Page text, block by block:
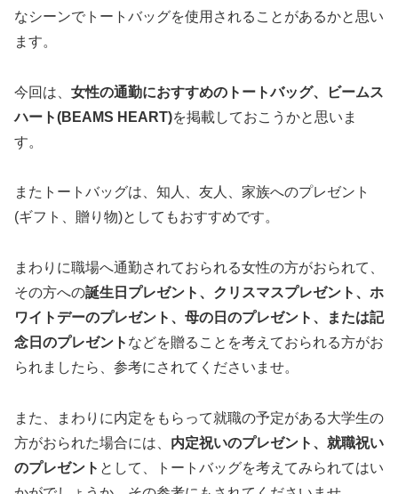
なシーンでトートバッグを使用されることがあるかと思い
ます。
今回は、 女性の通勤におすすめのトートバッグ、ビームス
ハート(BEAMS HEART)を掲載しておこうかと思いま
す。
またトートバッグは、知人、友人、家族へのプレゼント
(ギフト、贈り物)としてもおすすめです。
まわりに職場へ通勤されておられる女性の方がおられて、
その方への誕生日プレゼント、クリスマスプレゼント、ホ
ワイトデーのプレゼント、母の日のプレゼント、または記
念日のプレゼント などを贈ることを考えておられる方がお
られましたら、参考にされてくださいませ。
また、まわりに内定をもらって就職の予定がある大学生の
方がおられた場合には、 内定祝いのプレゼント、就職祝い
のプレゼント として、トートバッグを考えてみられてはい